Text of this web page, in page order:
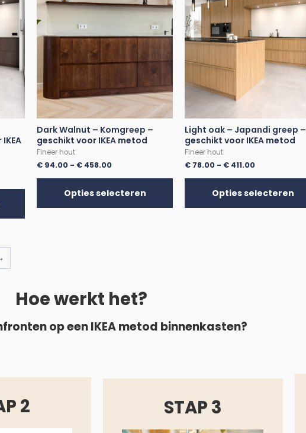
Dark Walnut – Komgreep –
geschikt voor IKEA metod
Fineer hout
€ 94.00 - € 458.00
Opties selecteren
Light oak – Japandi greep –
geschikt voor IKEA metod
Fineer hout
€ 78.00 - € 411.00
Opties selecteren
Hoe werkt het?
op een IKEA metod binnenkasten?
2 STAP 3